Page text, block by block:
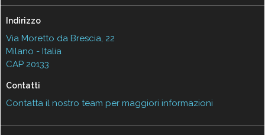
Indirizzo
Via Moretto da Brescia, 22
Milano - Italia
CAP 20133
Contatti
Contatta il nostro team per maggiori informazioni